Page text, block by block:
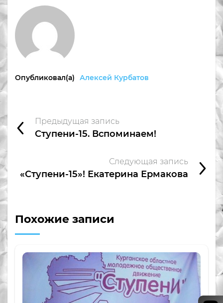
Опубликовал(а) Алексей Курбатов
Предыдущая запись
Ступени-15. Вспоминаем!
Следующая запись
«Ступени-15»! Екатерина Ермакова
Похожие записи